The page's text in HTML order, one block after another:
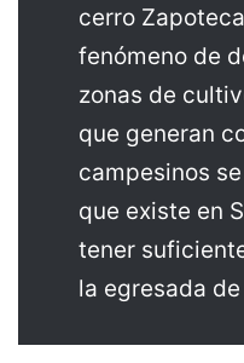
cerro
fenómeno de
zonas de
que generan
campesinos
que existe en
tener
la egresada de